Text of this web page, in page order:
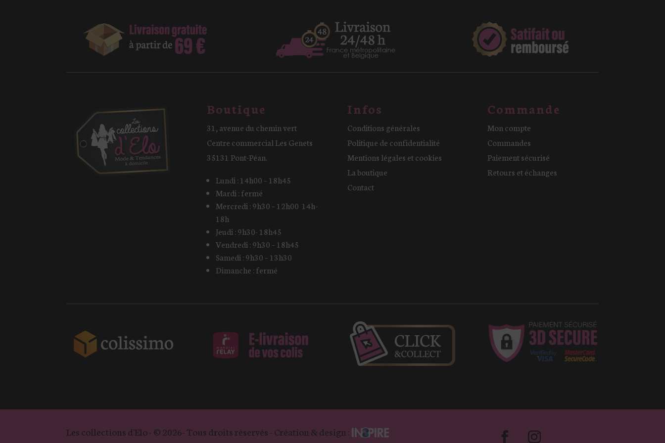
Boutique
31, avenue du chemin vert
Centre commercial Les Genets
35131 Pont-Péan.
Lundi : 14h00 – 18h45
Mardi : fermé
Mercredi : 9h30 – 12h00 14h-
18h
Jeudi : 9h30- 18h45
Vendredi : 9h30 – 18h45
Samedi : 9h30 – 13h30
Dimanche : fermé
Infos
Conditions générales
Politique de confidentialité
Mentions légales et cookies
La boutique
Contact
Commande
Mon compte
Commandes
Paiement sécurisé
Retours et échanges
Les collections d'Elo - © 2026- Tous droits réservés - Création & design :